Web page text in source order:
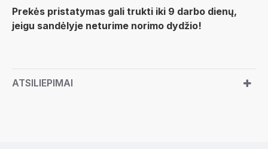
Prekės pristatymas gali trukti iki 9 darbo dienų,
jeigu sandėlyje neturime norimo dydžio!
ATSILIEPIMAI